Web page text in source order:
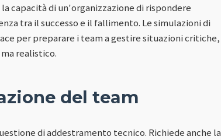
capacità di un'organizzazione di rispondere
tra il successo e il fallimento. Le simulazioni di
per preparare i team a gestire situazioni critiche,
realistico.
del team
di addestramento tecnico. Richiede anche la